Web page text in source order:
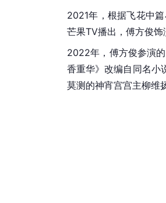
2021年，根据飞花中
芒果TV播出，傅方俊
2022年，傅方俊参演
香重华》改编自同名小
莫测的神宵宫宫主柳维